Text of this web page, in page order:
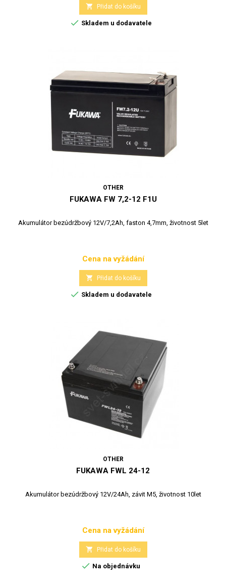
 Přidat do košíku
 Skladem u dodavatele
OTHER
FUKAWA FW 7,2-12 F1U
Akumulátor bezúdržbový 12V/7,2Ah, faston 4,7mm, životnost 5let
Cena
Cena na vyžádání
 Přidat do košíku
 Skladem u dodavatele
OTHER
FUKAWA FWL 24-12
Akumulátor bezúdržbový 12V/24Ah, závit M5, životnost 10let
Cena
Cena na vyžádání
 Přidat do košíku
 Na objednávku